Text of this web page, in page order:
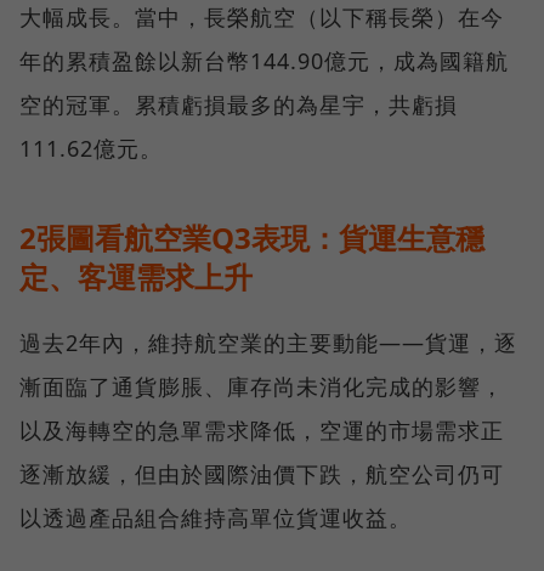
大幅成長。當中，長榮航空（以下稱長榮）在今
年的累積盈餘以新台幣144.90億元，成為國籍航
空的冠軍。累積虧損最多的為星宇，共虧損
111.62億元。
2張圖看航空業Q3表現：貨運生意穩
定、客運需求上升
過去2年內，維持航空業的主要動能——貨運，逐
漸面臨了通貨膨脹、庫存尚未消化完成的影響，
以及海轉空的急單需求降低，空運的市場需求正
逐漸放緩，但由於國際油價下跌，航空公司仍可
以透過產品組合維持高單位貨運收益。